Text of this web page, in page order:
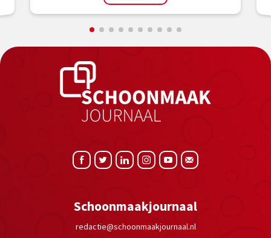
Schoonmaakjournaal
redactie@schoonmaakjournaal.nl